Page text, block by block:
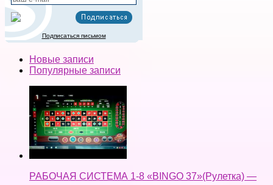
Подписаться письмом
Новые записи
Популярные записи
РАБОЧАЯ СИСТЕМА 1-8 «BINGO 37»(Рулетка) —